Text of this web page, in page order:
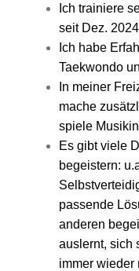
Ich trainiere
seit Dez.
Ich habe
Taekwondo
In meiner
mache
spiele
Es gibt viele
begeistern:
passende
anderen
auslernt, sich
immer wieder